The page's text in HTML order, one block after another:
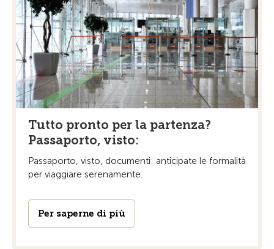
Tutto pronto per la partenza?
Passaporto, visto:
Passaporto, visto, documenti: anticipate le formalità
per viaggiare serenamente.
Per saperne di più